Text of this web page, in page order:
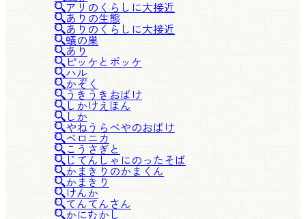
アリのくらしに大接近
ありの生態
ありのくらしに大接近
蟻の巣
あり
ピッケとポッケ
ハル
かぞく
うきうきおばけ
しかけえほん
しか
やねうらべやのおばけ
ベロニカ
こうさぎと
じてんしゃにのったそば
かまきりのかまくん
かまきり
けんか
てんてんさん
かにむかし